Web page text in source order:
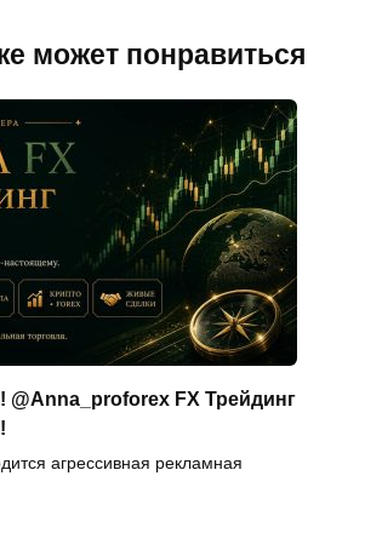
может понравиться
@Anna_proforex FX Трейдинг
агрессивная рекламная